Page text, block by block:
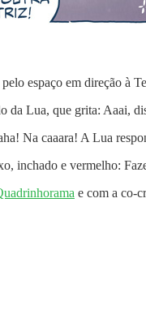
espaço em direção à
da Lua, que grita: Aaai,
Na caaara! A Lua
inchado e vermelho:
e com a co-